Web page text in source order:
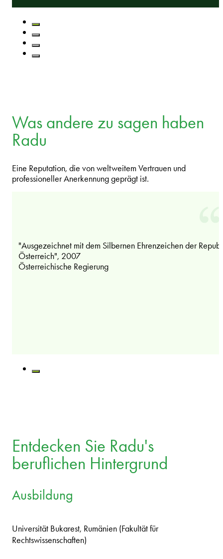
Was andere zu sagen haben
Radu
Eine Reputation, die von weltweitem Vertrauen und
professioneller Anerkennung geprägt ist.
"Ausgezeichnet mit dem Silbernen Ehrenzeichen der
Österreich", 2007
Österreichische Regierung
Entdecken Sie Radu's
beruflichen Hintergrund
Ausbildung
Universität Bukarest, Rumänien (Fakultät für
Rechtswissenschaften)